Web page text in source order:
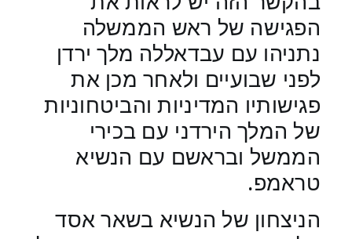
הפגישה של ראש הממשלה
נתניהו עם עבדאללה מלך ירדן
לפני שבועיים ולאחר מכן את
פגישותיו המדיניות והביטחוניות
של המלך הירדני עם בכירי
הממשל ובראשם עם הנשיא
טראמפ.
הניצחון של הנשיא בשאר אסד